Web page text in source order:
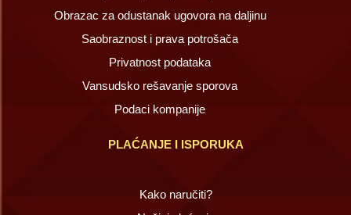
Obrazac za odustanak ugovora na daljinu
Saobraznost i prava potrošača
Privatnost podataka
Vansudsko rešavanje sporova
Podaci kompanije
PLAĆANJE I ISPORUKA
Kako naručiti?